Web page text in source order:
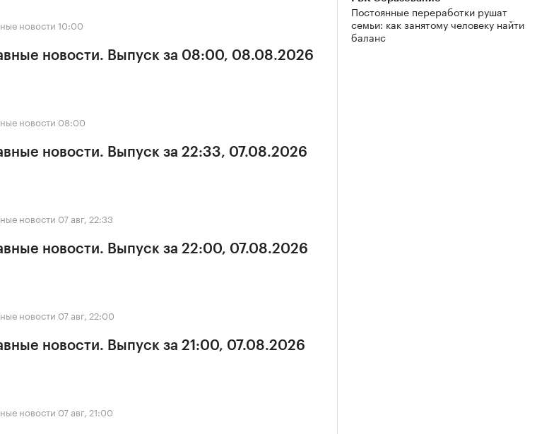
новости 10:00
новости. Выпуск за 08:00, 08.08.2026
новости 08:00
новости. Выпуск за 22:33, 07.08.2026
новости 07 авг, 22:33
новости. Выпуск за 22:00, 07.08.2026
новости 07 авг, 22:00
новости. Выпуск за 21:00, 07.08.2026
новости 07 авг, 21:00
Постоянные переработки рушат
семьи: как занятому человеку найти
баланс